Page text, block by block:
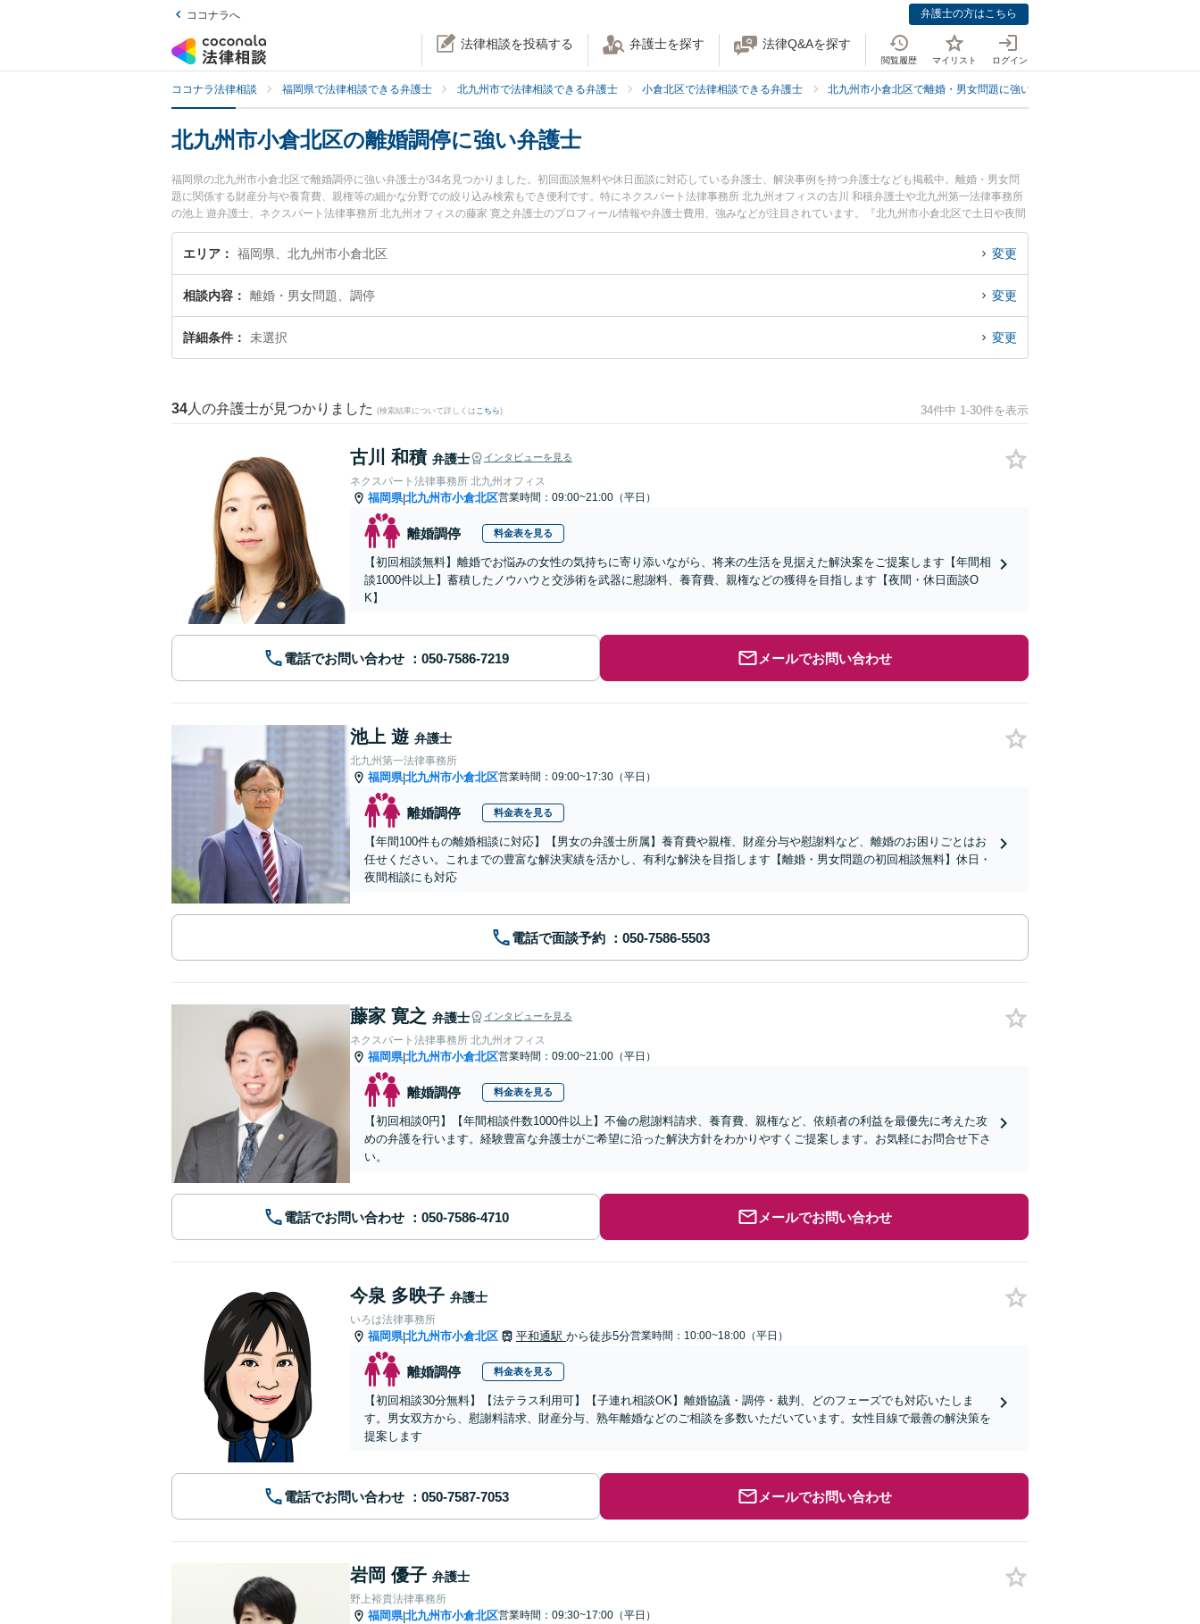
ココナラへ 弁護士の方はこちら
法律相談を投稿する 弁護士を探す 法律Q&Aを探す
閲覧履歴 マイリスト ログイン
ココナラ法律相談 福岡県で法律相談できる弁護士 北九州市で法律相談できる弁護士 小倉北区で法律相談できる弁護士 北九州市小倉北区で離婚・男女問題に強い弁護士
北九州市小倉北区の離婚調停に強い弁護士
福岡県の北九州市小倉北区で離婚調停に強い弁護士が34名見つかりました。初回面談無料や休日面談に対応している弁護士、解決事例を持つ弁護士なども掲載中。離婚・男女問
題に関係する財産分与や養育費、親権等の細かな分野での絞り込み検索もでき便利です。特にネクスパート法律事務所 北九州オフィスの古川 和積弁護士や北九州第一法律事務所
の池上 遊弁護士、ネクスパート法律事務所 北九州オフィスの藤家 寛之弁護士のプロフィール情報や弁護士費用、強みなどが注目されています。『北九州市小倉北区で土日や夜間
に発生した離婚調停のトラブルを今すぐに弁護士に相談したい』『離婚調停のトラブル解決の実績豊富な近くの弁護士を検索したい』『初回相談無料で離婚調停を法律相談できる
北九州市小倉北区内の弁護士に相談予約したい』などでお困りの相談者さんにおすすめです。
エリア 福岡県、北九州市小倉北区 変更
相談内容 離婚・男女問題、調停 変更
詳細条件 未選択 変更
34 人の弁護士が見つかりました (検索結果について詳しくは こちら) 34件中 1-30件を表示
古川 和積 弁護士 インタビューを見る
ネクスパート法律事務所 北九州オフィス
福岡県|北九州市小倉北区営業時間：09:00~21:00（平日）
離婚調停 料金表を見る
【初回相談無料】離婚でお悩みの女性の気持ちに寄り添いながら、将来の生活を見据えた解決案をご提案します【年間相
談1000件以上】蓄積したノウハウと交渉術を武器に慰謝料、養育費、親権などの獲得を目指します【夜間・休日面談O
K】
電話でお問い合わせ メールでお問い合わせ
池上 遊 弁護士
北九州第一法律事務所
福岡県|北九州市小倉北区営業時間：09:00~17:30（平日）
離婚調停 料金表を見る
【年間100件もの離婚相談に対応】【男女の弁護士所属】養育費や親権、財産分与や慰謝料など、離婚のお困りごとはお
任せください。これまでの豊富な解決実績を活かし、有利な解決を目指します【離婚・男女問題の初回相談無料】休日・
夜間相談にも対応
電話で面談予約
藤家 寛之 弁護士 インタビューを見る
ネクスパート法律事務所 北九州オフィス
福岡県|北九州市小倉北区営業時間：09:00~21:00（平日）
離婚調停 料金表を見る
【初回相談0円】【年間相談件数1000件以上】不倫の慰謝料請求、養育費、親権など、依頼者の利益を最優先に考えた攻
めの弁護を行います。経験豊富な弁護士がご希望に沿った解決方針をわかりやすくご提案します。お気軽にお問合せ下さ
い。
電話でお問い合わせ メールでお問い合わせ
今泉 多映子 弁護士
いろは法律事務所
福岡県|北九州市小倉北区 平和通駅 から徒歩5分営業時間：10:00~18:00（平日）
離婚調停 料金表を見る
【初回相談30分無料】【法テラス利用可】【子連れ相談OK】離婚協議・調停・裁判、どのフェーズでも対応いたしま
す。男女双方から、慰謝料請求、財産分与、熟年離婚などのご相談を多数いただいています。女性目線で最善の解決策を
提案します
電話でお問い合わせ メールでお問い合わせ
岩岡 優子 弁護士
野上裕貴法律事務所
福岡県|北九州市小倉北区営業時間：09:30~17:00（平日）